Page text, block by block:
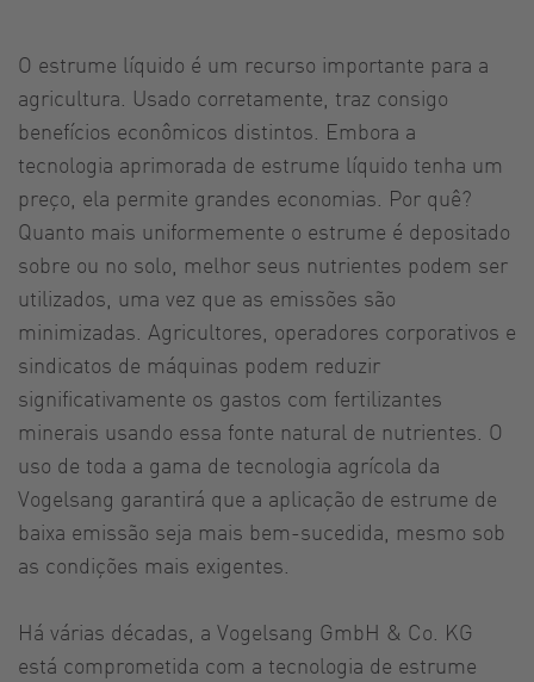
O estrume líquido é um recurso importante para a
agricultura. Usado corretamente, traz consigo
benefícios econômicos distintos. Embora a
tecnologia aprimorada de estrume líquido tenha um
preço, ela permite grandes economias. Por quê?
Quanto mais uniformemente o estrume é depositado
sobre ou no solo, melhor seus nutrientes podem ser
utilizados, uma vez que as emissões são
minimizadas. Agricultores, operadores corporativos e
sindicatos de máquinas podem reduzir
significativamente os gastos com fertilizantes
minerais usando essa fonte natural de nutrientes. O
uso de toda a gama de tecnologia agrícola da
Vogelsang garantirá que a aplicação de estrume de
baixa emissão seja mais bem-sucedida, mesmo sob
as condições mais exigentes.
Há várias décadas, a Vogelsang GmbH & Co. KG
está comprometida com a tecnologia de estrume